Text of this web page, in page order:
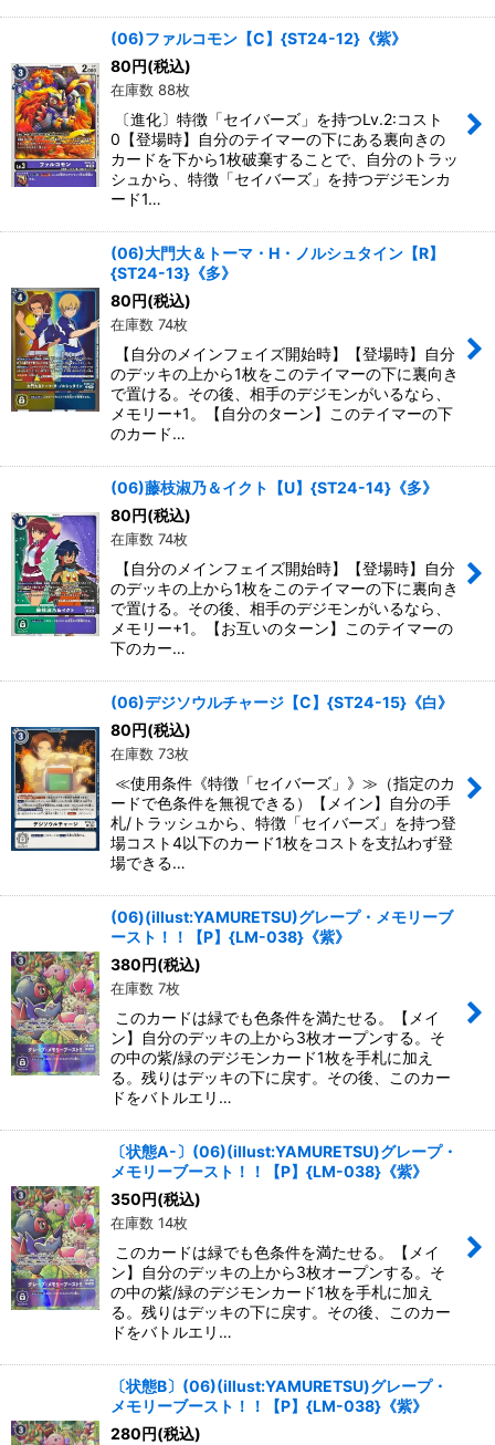
(06)ファルコモン【C】{ST24-12}《紫》
80 円(税込)
在庫数 88枚
〔進化〕特徴「セイバーズ」を持つLv.2:コスト
0【登場時】自分のテイマーの下にある裏向きの
カードを下から1枚破棄することで、自分のトラッ
シュから、特徴「セイバーズ」を持つデジモンカ
ード1…
(06)大門大＆トーマ・H・ノルシュタイン【R】
{ST24-13}《多》
80 円(税込)
在庫数 74枚
【自分のメインフェイズ開始時】【登場時】自分
のデッキの上から1枚をこのテイマーの下に裏向き
で置ける。その後、相手のデジモンがいるなら、
メモリー+1。【自分のターン】このテイマーの下
のカード…
(06)藤枝淑乃＆イクト【U】{ST24-14}《多》
80 円(税込)
在庫数 74枚
【自分のメインフェイズ開始時】【登場時】自分
のデッキの上から1枚をこのテイマーの下に裏向き
で置ける。その後、相手のデジモンがいるなら、
メモリー+1。【お互いのターン】このテイマーの
下のカー…
(06)デジソウルチャージ【C】{ST24-15}《白》
80 円(税込)
在庫数 73枚
≪使用条件《特徴「セイバーズ」》≫（指定のカ
ードで色条件を無視できる）【メイン】自分の手
札/トラッシュから、特徴「セイバーズ」を持つ登
場コスト4以下のカード1枚をコストを支払わず登
場できる…
(06)(illust:YAMURETSU)グレープ・メモリーブ
ースト！！【P】{LM-038}《紫》
380 円(税込)
在庫数 7枚
このカードは緑でも色条件を満たせる。【メイ
ン】自分のデッキの上から3枚オープンする。そ
の中の紫/緑のデジモンカード1枚を手札に加え
る。残りはデッキの下に戻す。その後、このカー
ドをバトルエリ…
〔状態A-〕(06)(illust:YAMURETSU)グレープ・
メモリーブースト！！【P】{LM-038}《紫》
350 円(税込)
在庫数 14枚
このカードは緑でも色条件を満たせる。【メイ
ン】自分のデッキの上から3枚オープンする。そ
の中の紫/緑のデジモンカード1枚を手札に加え
る。残りはデッキの下に戻す。その後、このカー
ドをバトルエリ…
〔状態B〕(06)(illust:YAMURETSU)グレープ・
メモリーブースト！！【P】{LM-038}《紫》
280 円(税込)